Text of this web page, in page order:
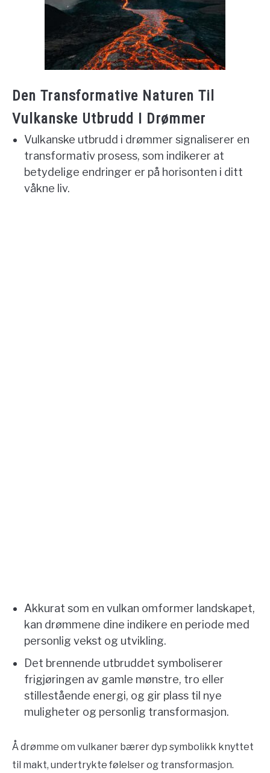
Den Transformative Naturen Til
Vulkanske Utbrudd I Drømmer
Vulkanske utbrudd i drømmer signaliserer en
transformativ prosess, som indikerer at
betydelige endringer er på horisonten i ditt
våkne liv.
Akkurat som en vulkan omformer landskapet,
kan drømmene dine indikere en periode med
personlig vekst og utvikling.
Det brennende utbruddet symboliserer
frigjøringen av gamle mønstre, tro eller
stillestående energi, og gir plass til nye
muligheter og personlig transformasjon.
Å drømme om vulkaner bærer dyp symbolikk knyttet
til makt, undertrykte følelser og transformasjon.